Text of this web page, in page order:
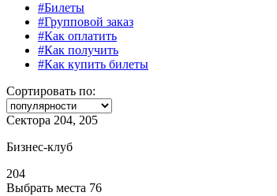
#Билеты
#Групповой заказ
#Как оплатить
#Как получить
#Как купить билеты
Сортировать по:
Сектора 204, 205
Бизнес-клуб
204
Выбрать места 76